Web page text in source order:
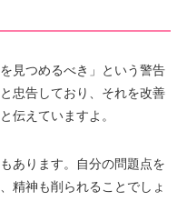
見つめるべき」という警告
忠告しており、それを改善
伝えていますよ。
あります。自分の問題点を
精神も削られることでしょ